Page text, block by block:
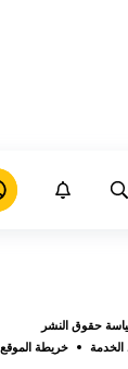
حقوق النشر
خريطة الموقع